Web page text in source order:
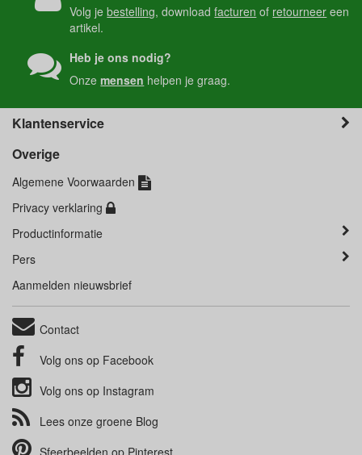
Volg jebestelling, downloadfacturen of retourneer een
artikel.
Heb je ons nodig?
Onzemensen helpen je graag.
Klantenservice
Overige
Algemene Voorwaarden
Privacy verklaring
Productinformatie
Pers
Aanmelden nieuwsbrief
Contact
Volg ons op Facebook
Volg ons op Instagram
Lees onze groene Blog
Sfeerbeelden op Pinterest